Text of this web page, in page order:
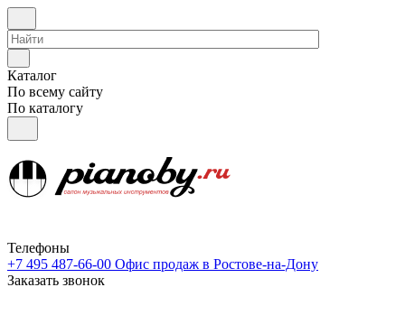
Каталог
По всему сайту
По каталогу
Телефоны
+7 495 487-66-00 Офис продаж в Ростове-на-Дону
Заказать звонок